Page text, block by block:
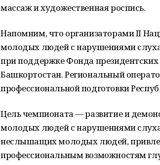
массаж и художественная роспись.
Напомним, что организаторами II
молодых людей с нарушениями
при поддержке Фонда президентских
Башкортостан. Региональный
профессиональной подготовки
Цель чемпионата — развитие и
молодых людей с нарушениями
неслышащих молодых людей,
профессиональным возможностям